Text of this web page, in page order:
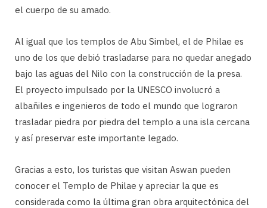
el cuerpo de su amado.
Al igual que los templos de Abu Simbel, el de Philae es
uno de los que debió trasladarse para no quedar anegado
bajo las aguas del Nilo con la construcción de la presa.
El proyecto impulsado por la UNESCO involucró a
albañiles e ingenieros de todo el mundo que lograron
trasladar piedra por piedra del templo a una isla cercana
y así preservar este importante legado.
Gracias a esto, los turistas que visitan Aswan pueden
conocer el Templo de Philae y apreciar la que es
considerada como la última gran obra arquitectónica del